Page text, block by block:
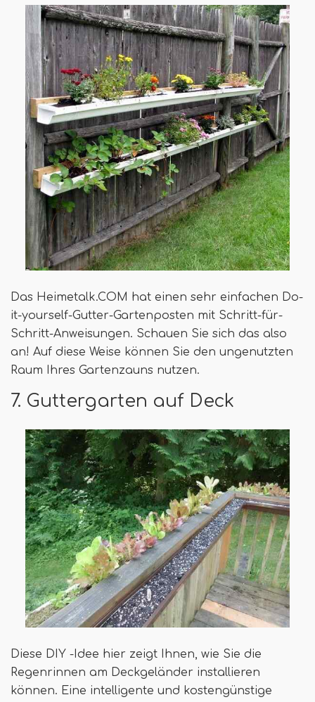
Das Heimetalk.COM hat einen sehr einfachen Do-
it-yourself-Gutter-Gartenposten mit Schritt-für-
Schritt-Anweisungen. Schauen Sie sich das also
an! Auf diese Weise können Sie den ungenutzten
Raum Ihres Gartenzauns nutzen.
7. Guttergarten auf Deck
Diese DIY -Idee hier zeigt Ihnen, wie Sie die
Regenrinnen am Deckgeländer installieren
können. Eine intelligente und kostengünstige